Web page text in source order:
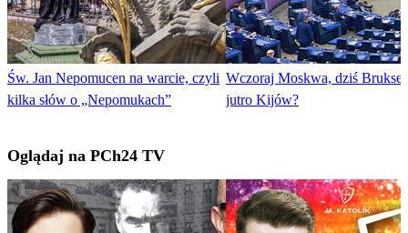
Św. Jan Nepomucen na warcie, czyli
kilka słów o „Nepomukach”
Wczoraj Moskwa, dziś
jutro Kijów?
Oglądaj na PCh24 TV